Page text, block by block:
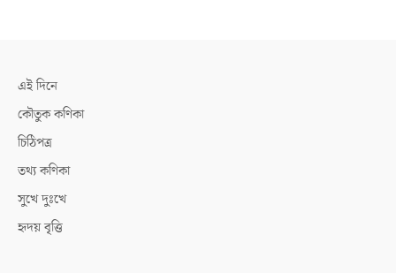
এই দিনে
কৌতুক কণিকা
চিঠিপত্র
তথ্য কণিকা
সুখে দুঃখে
হৃদয় বৃত্তি